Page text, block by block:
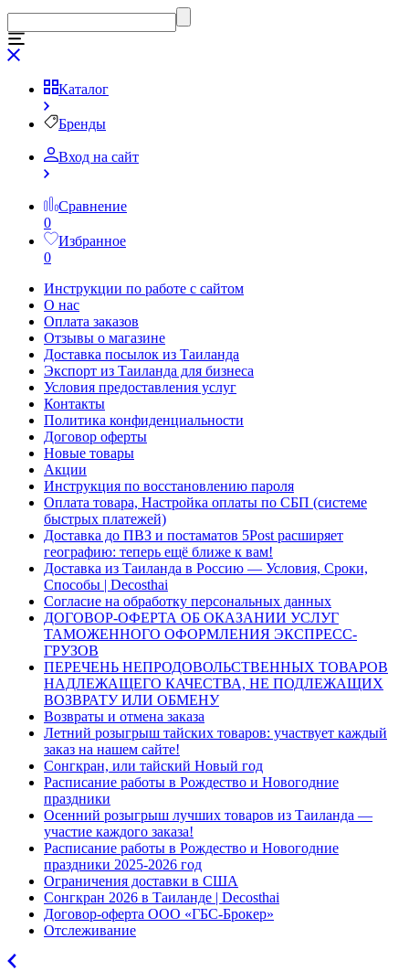
Каталог
Бренды
Вход на сайт
Сравнение
0
Избранное
0
Инструкции по работе с сайтом
О нас
Оплата заказов
Отзывы о магазине
Доставка посылок из Таиланда
Экспорт из Таиланда для бизнеса
Условия предоставления услуг
Контакты
Политика конфиденциальности
Договор оферты
Новые товары
Акции
Инструкция по восстановлению пароля
Оплата товара, Настройка оплаты по СБП (системе
быстрых платежей)
Доставка до ПВЗ и постаматов 5Post расширяет
географию: теперь ещё ближе к вам!
Доставка из Таиланда в Россию — Условия, Сроки,
Способы | Decosthai
Согласие на обработку персональных данных
ДОГОВОР-ОФЕРТА ОБ ОКАЗАНИИ УСЛУГ
ТАМОЖЕННОГО ОФОРМЛЕНИЯ ЭКСПРЕСС-
ГРУЗОВ
ПЕРЕЧЕНЬ НЕПРОДОВОЛЬСТВЕННЫХ ТОВАРОВ
НАДЛЕЖАЩЕГО КАЧЕСТВА, НЕ ПОДЛЕЖАЩИХ
ВОЗВРАТУ ИЛИ ОБМЕНУ
Возвраты и отмена заказа
Летний розыгрыш тайских товаров: участвует каждый
заказ на нашем сайте!
Сонгкран, или тайский Новый год
Расписание работы в Рождество и Новогодние
праздники
Осенний розыгрыш лучших товаров из Таиланда —
участие каждого заказа!
Расписание работы в Рождество и Новогодние
праздники 2025-2026 год
Ограничения доставки в США
Сонгкран 2026 в Таиланде | Decosthai
Договор-оферта ООО «ГБС-Брокер»
Отслеживание